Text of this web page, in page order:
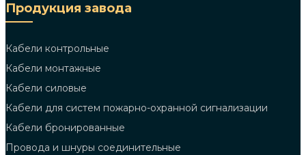
Продукция завода
Кабели контрольные
Кабели монтажные
Кабели силовые
Кабели для систем пожарно-охранной сигнализации
Кабели бронированные
Провода и шнуры соединительные